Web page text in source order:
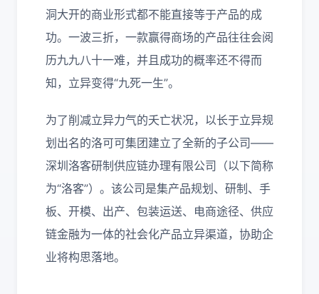
洞大开的商业形式都不能直接等于产品的成
功。一波三折，一款赢得商场的产品往往会阅
历九九八十一难，并且成功的概率还不得而
知，立异变得“九死一生”。
为了削减立异力气的夭亡状况，以长于立异规
划出名的洛可可集团建立了全新的子公司——
深圳洛客研制供应链办理有限公司（以下简称
为“洛客”）。该公司是集产品规划、研制、手
板、开模、出产、包装运送、电商途径、供应
链金融为一体的社会化产品立异渠道，协助企
业将构思落地。